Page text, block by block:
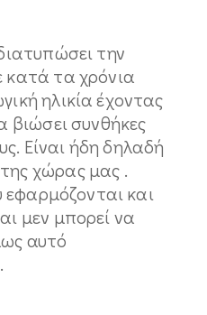
την
κατά τα χρόνια
ηλικία έχοντας
βιώσει συνθήκες
Είναι ήδη δηλαδή
χώρας μας .
εφαρμόζονται και
μεν μπορεί να
αυτό